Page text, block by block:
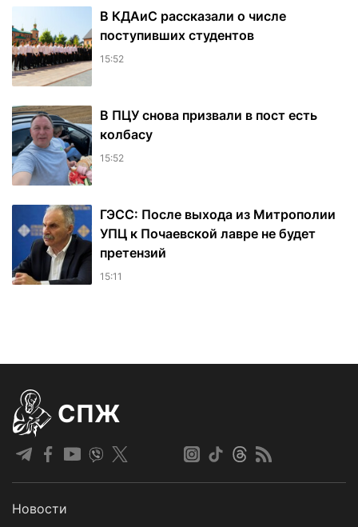
В КДАиС рассказали о числе
поступивших студентов
15:52
В ПЦУ снова призвали в пост есть
колбасу
15:52
ГЭСС: После выхода из Митрополии
УПЦ к Почаевской лавре не будет
претензий
15:11
СПЖ
Новости